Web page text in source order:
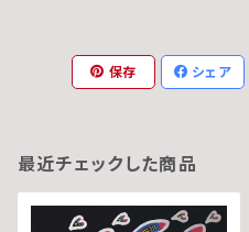
保存 シェア
最近チェックした商品